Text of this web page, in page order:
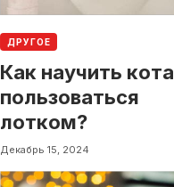
ДРУГОЕ
Как научить кота
пользоваться
лотком?
Декабрь 15, 2024